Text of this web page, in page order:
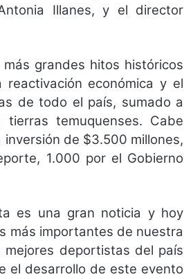
Illanes, y el director
grandes hitos históricos
económica y el
de todo el país, sumado a
temuquenses. Cabe
de $3.500 millones,
1.000 por el Gobierno
es una gran noticia y hoy
más importantes de nuestra
deportistas del país
el desarrollo de este evento